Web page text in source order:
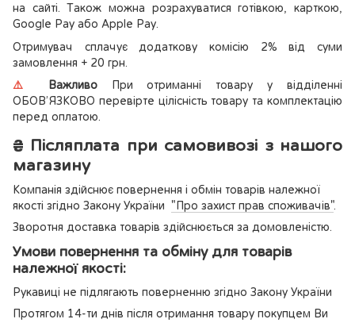
на сайті. Також можна розрахуватися готівкою, карткою,
Google Pay або Apple Pay.
Отримувач сплачує додаткову комісію 2% від суми
замовлення + 20 грн.
⚠️
ВажливоПри отриманні товару у відділенні
ОБОВ’ЯЗКОВО перевірте цілісність товару та комплектацію
перед оплатою.
₴ Післяплата при самовивозі з нашого
магазину
Компанія здійснює повернення і обмін товарів належної
якості згідно Закону України "Про захист прав споживачів".
Зворотня доставка товарів здійснюється за домовленістю.
Умови повернення та обміну для товарів
належної якості:
Рукавиці не підлягають поверненню згідно Закону України
Протягом 14-ти днів після отримання товару покупцем Ви